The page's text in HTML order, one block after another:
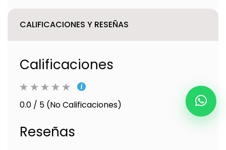
CALIFICACIONES Y RESEÑAS
Calificaciones
0.0 / 5 (No Calificaciones)
Reseñas